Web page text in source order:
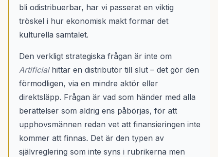
bli odistribuerbar, har vi passerat en viktig
tröskel i hur ekonomisk makt formar det
kulturella samtalet.
Den verkligt strategiska frågan är inte om
Artificialhittar en distributör till slut – det gör den
förmodligen, via en mindre aktör eller
direktsläpp. Frågan är vad som händer med alla
berättelser som aldrig ens påbörjas, för att
upphovsmännen redan vet att finansieringen inte
kommer att finnas. Det är den typen av
självreglering som inte syns i rubrikerna men